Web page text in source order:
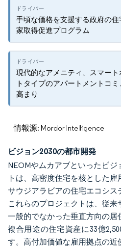
手頃な価格を支援する政府の
家取得促進プログラム
現代的なアメニティ、スマー
トタイプのアパートメントコ
高まり
情報源: Mordor Intelligence
ビジョン2030の都市開発
NEOMやムカアブといったビジ
トは、高密度住宅を核とした雇
サウジアラビアの住宅エコシス
これらのプロジェクトは、従来
一般的でなかった垂直方向の居
複合用途の住宅資産に33億
す。高付加価値な雇用拠点の